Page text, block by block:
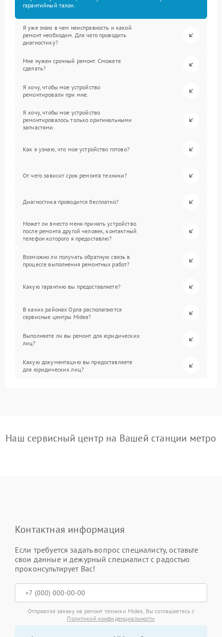
гарантийный талон.
Я уже знаю в чем неисправность и какой
ремонт необходим. Для чего проводить
диагностику?
Мне нужен срочный ремонт. Сможете
сделать?
Я хочу, чтобы мое устройство
ремонтировали при мне.
Я хочу, чтобы мое устройство
ремонтировалось только оригинальными
запчастями.
Как я узнаю, что мое устройство готово?
От чего зависит срок ремонта техники?
Диагностика проводится бесплатно?
Может ли вместо меня принять устройство
после ремонта другой человек, контактный
телефон которого я предоставлю?
Возможно ли получать обратную связь в
процессе выполнения ремонтных работ?
Какую гарантию вы предоставляете?
В каких районах Орла располагаются
сервисные центры Midea?
Выполняете ли вы ремонт для юридических
лиц?
Какую документацию вы предоставляете
для юридических лиц?
Наш сервисный центр на Вашей станции метро
Контактная информация
Если требуется задать вопрос специалисту, оставьте
свои данные и дежурный специалист с радостью
проконсультирует Вас!
Отправляя заявку на ремонт техники Midea, Вы соглашаетесь с
Политикой конфиденциальности